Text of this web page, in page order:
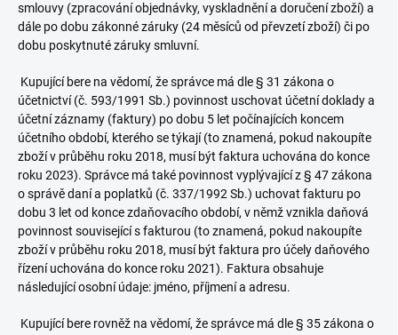
smlouvy (zpracování objednávky, vyskladnění a doručení zboží) a
dále po dobu zákonné záruky (24 měsíců od převzetí zboží) či po
dobu poskytnuté záruky smluvní.
Kupující bere na vědomí, že správce má dle § 31 zákona o
účetnictví (č. 593/1991 Sb.) povinnost uschovat účetní doklady a
účetní záznamy (faktury) po dobu 5 let počínajících koncem
účetního období, kterého se týkají (to znamená, pokud nakoupíte
zboží v průběhu roku 2018, musí být faktura uchována do konce
roku 2023). Správce má také povinnost vyplývající z § 47 zákona
o správě daní a poplatků (č. 337/1992 Sb.) uchovat fakturu po
dobu 3 let od konce zdaňovacího období, v němž vznikla daňová
povinnost související s fakturou (to znamená, pokud nakoupíte
zboží v průběhu roku 2018, musí být faktura pro účely daňového
řízení uchována do konce roku 2021). Faktura obsahuje
následující osobní údaje: jméno, příjmení a adresu.
Kupující bere rovněž na vědomí, že správce má dle § 35 zákona o